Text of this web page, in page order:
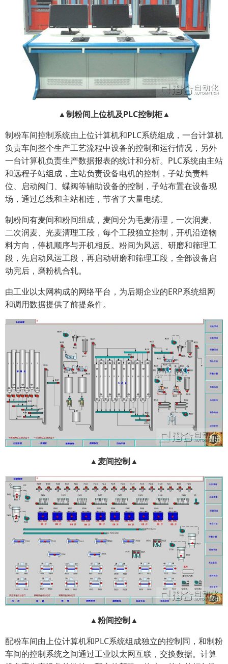
▲制粉间上位机及PLC控制柜▲
制粉车间控制系统由上位计算机和PLC系统组成，一台计算机
负责车间整个生产工艺流程中设备的控制和运行情况，另外
一台计算机负责生产数据报表的统计和分析。PLC系统由主站
和远程子站组成，主站负责设备电机的控制，子站负责料
位、启动阀门、蝶阀等辅助设备的控制，子站布置在设备现
场，通过总线和主站相连，节省了大量电缆。
制粉间有麦间和粉间组成，麦间分为毛麦清理，一次润麦、
二次润麦、光麦清理工段，每个工段独立控制，开机沿逆物
料方向，停机顺序与开机相反。粉间为风运、研磨和筛理工
段，先启动风运工段，再启动研磨和筛理工段，全部设备启
动完后，磨粉机合轧。
由工业以太网构成的网络平台，为后期企业的ERP系统组网
和调用数据提供了前提条件。
▲麦间控制▲
▲粉间控制▲
配粉车间由上位计算机和PLC系统组成独立的控制同，和制粉
车间的控制系统之间通过工业以太网互联，交换数据。计算